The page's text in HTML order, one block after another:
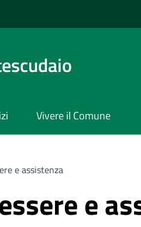
Vivere il Comune
e assistenza
e